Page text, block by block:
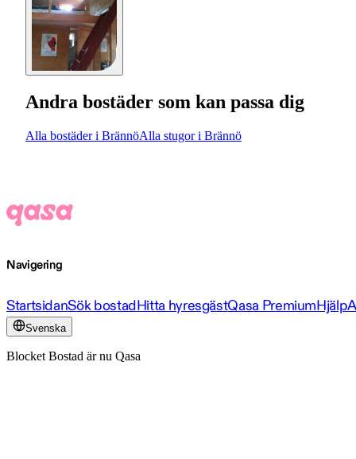
Andra bostäder som kan passa dig
Alla bostäder i BrännöAlla stugor i Brännö
Navigering
StartsidanSök bostadHitta hyresgästQasa PremiumHjälp
Svenska
Blocket Bostad är nu Qasa